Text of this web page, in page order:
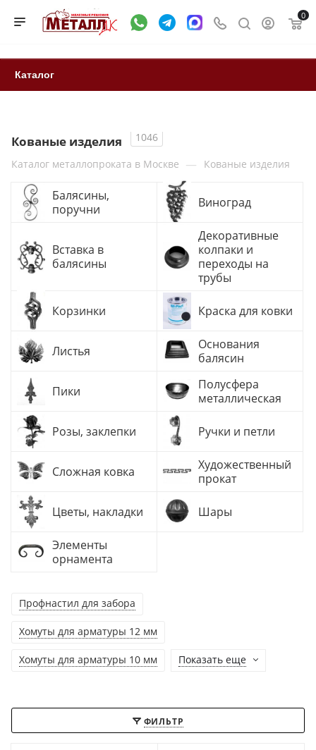
0
Каталог
Кованые изделия
1046
Каталог металлопроката в Москве — Кованые изделия
Балясины,
поручни
Виноград
Вставка в
балясины
Декоративные
колпаки и
переходы на
трубы
Корзинки Краска для ковки
Листья
Основания
балясин
Пики
Полусфера
металлическая
Розы, заклепки Ручки и петли
Сложная ковка
Художественный
прокат
Цветы, накладки Шары
Элементы
орнамента
Профнастил для забора
Хомуты для арматуры 12 мм
Хомуты для арматуры 10 мм Показать еще
ФИЛЬТР